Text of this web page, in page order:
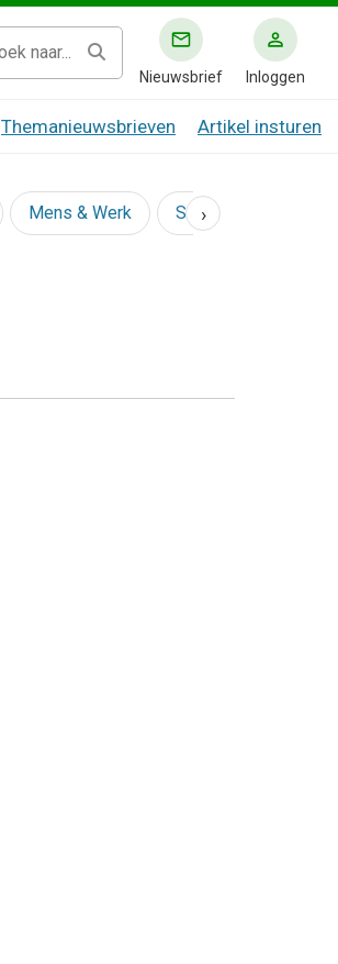
Nieuwsbrief Inloggen
Themanieuwsbrieven Artikel insturen
Mens & Werk Social
›